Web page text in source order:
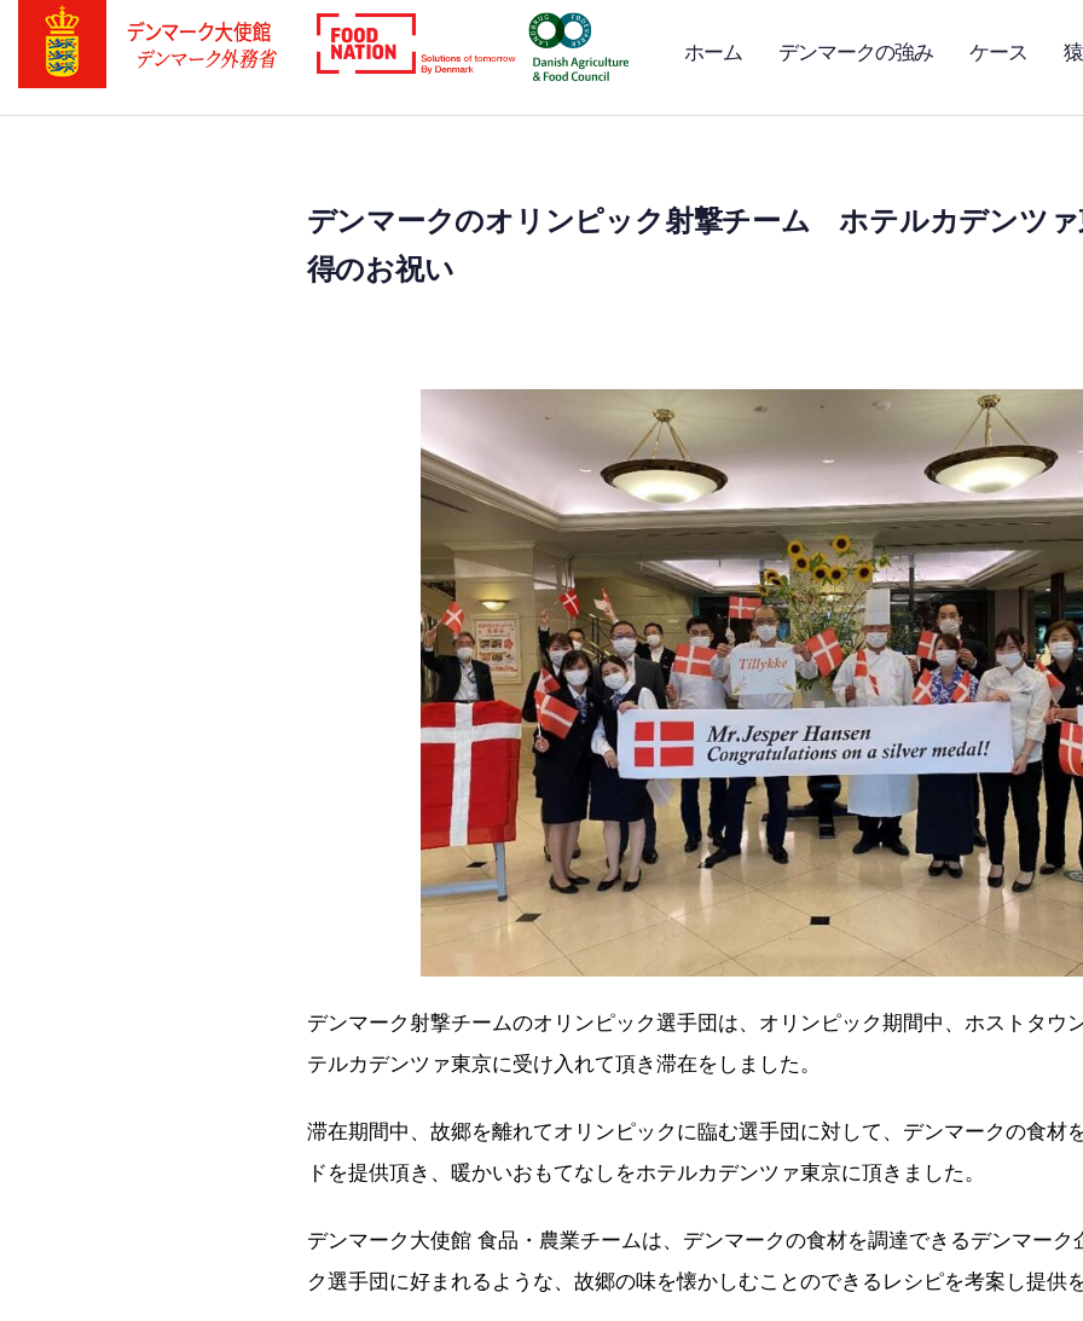
primary
navigation
ホーム デンマークの強み ケース
デンマークのオリンピック射撃チーム ホテルカデンツ
得のお祝い
デンマーク射撃チームのオリンピック選手団は、オリンピック期間中、ホストタウ
テルカデンツァ東京に受け入れて頂き滞在をしました。
滞在期間中、故郷を離れてオリンピックに臨む選手団に対して、デンマークの食材
ドを提供頂き、暖かいおもてなしをホテルカデンツァ東京に頂きました。
デンマーク大使館 食品・農業チームは、デンマークの食材を調達できるデンマーク
ク選手団に好まれるような、故郷の味を懐かしむことのできるレシピを考案し提供